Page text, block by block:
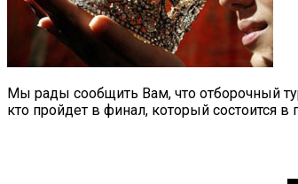
Мы рады сообщить Вам, что отборочный
кто пройдет в финал, который состоится